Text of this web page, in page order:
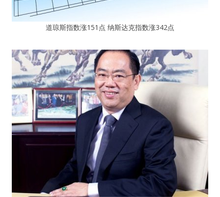
道琼斯指数涨151点 纳斯达克指数涨342点